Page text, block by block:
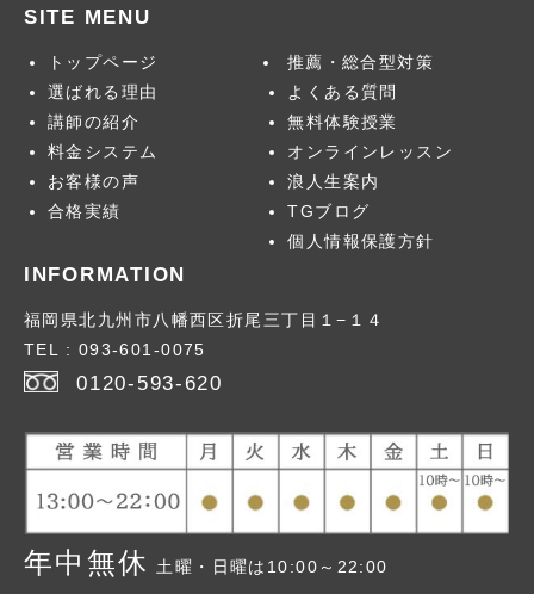
お問合せ
2026年 > 1月号
2026年 > 2月号
2026年>春号
2026年>夏号
卒業生のメッセー
ジ
> 2025年版
> 2024年版
> 2023年版
SITE MENU
トップページ
選ばれる理由
講師の紹介
料金システム
お客様の声
合格実績
推薦・総合型対策
よくある質問
無料体験授業
オンラインレッスン
浪人生案内
TGブログ
個人情報保護方針
INFORMATION
福岡県北九州市八幡西区折尾三丁目１−１４
TEL : 093-601-0075
0120-593-620
年中無休 土曜・日曜は10:00～22:00